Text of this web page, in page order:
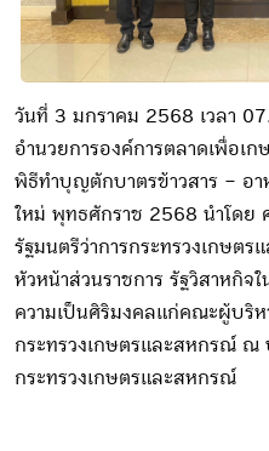
วันที่ 3 มกราคม 2568 เวลา
อำนวยการองค์การตลาดเพื่อเ
พิธีทำบุญตักบาตรข้าวสาร – อา
ใหม่ พุทธศักราช 2568 นำโด
รัฐมนตรีว่าการกระทรวงเกษต
หัวหน้าส่วนราชการ รัฐวิสาหกิจ
ความเป็นศิริมงคลแก่คณะผู้บริห
กระทรวงเกษตรและสหกรณ์ ณ
กระทรวงเกษตรและสหกรณ์